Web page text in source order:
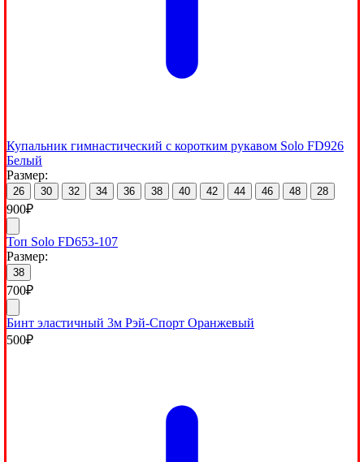
Купальник гимнастический с коротким рукавом Solo FD926
Белый
Размер:
26 30 32 34 36 38 40 42 44 46 48 28
900₽
Топ Solo FD653-107
Размер:
38
700₽
Бинт эластичный 3м Рэй-Спорт Оранжевый
500₽